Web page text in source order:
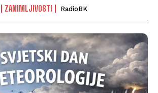
ZANIMLJIVOSTI RadioBK